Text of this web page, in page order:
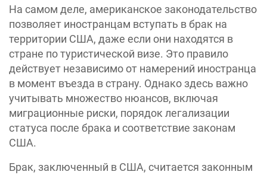
На самом деле, американское законодательство
позволяет иностранцам вступать в брак на
территории США, даже если они находятся в
стране по туристической визе. Это правило
действует независимо от намерений иностранца
в момент въезда в страну. Однако здесь важно
учитывать множество нюансов, включая
миграционные риски, порядок легализации
статуса после брака и соответствие законам
США.
Брак, заключенный в США, считается законным